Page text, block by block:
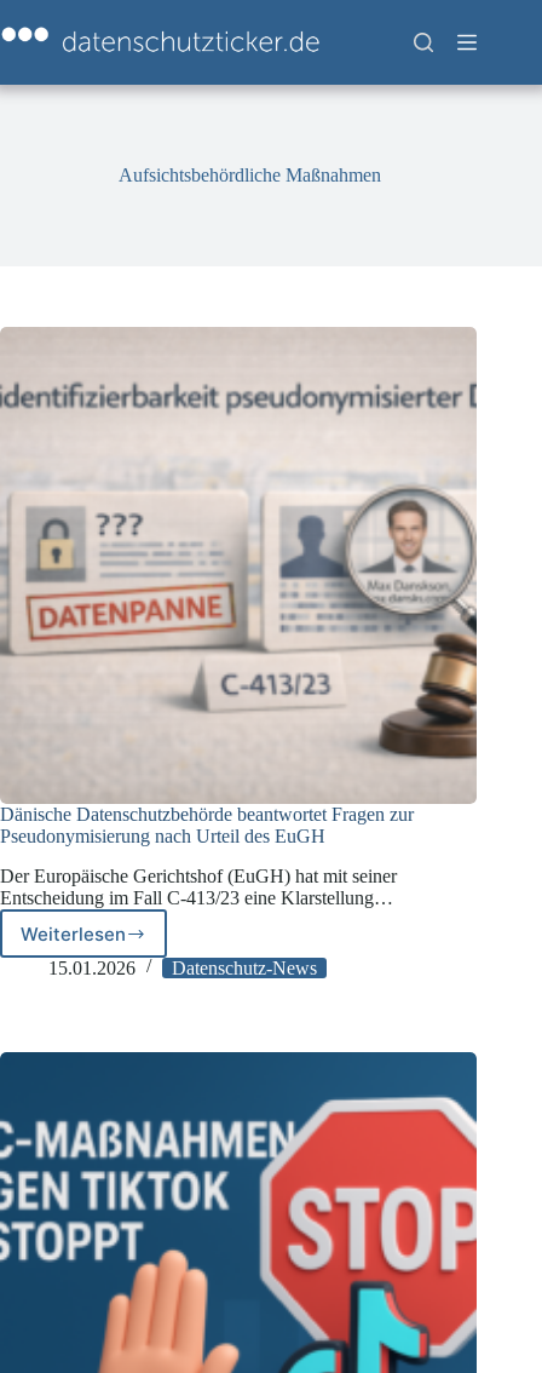
Inhalt
springen
Aufsichtsbehördliche Maßnahmen
Dänische Datenschutzbehörde beantwortet Fragen zur
Pseudonymisierung nach Urteil des EuGH
Der Europäische Gerichtshof (EuGH) hat mit seiner
Entscheidung im Fall C-413/23 eine Klarstellung…
Weiterlesen
Dänische
Datenschutzbehörde
Pseudonymisierung
des
EuGH
15.01.2026 Datenschutz-News